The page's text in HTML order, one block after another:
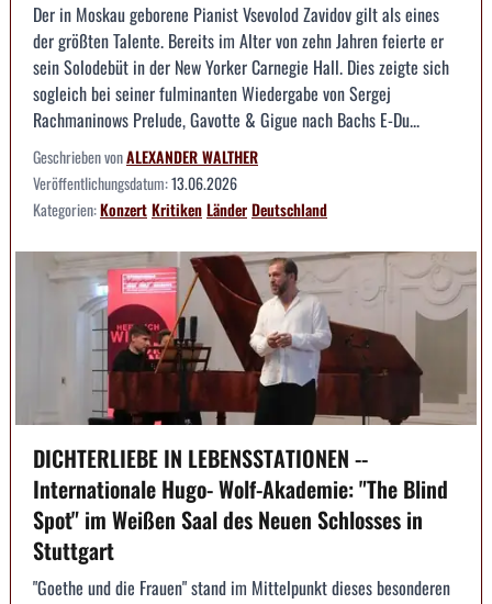
Der in Moskau geborene Pianist Vsevolod Zavidov gilt als eines
der größten Talente. Bereits im Alter von zehn Jahren feierte er
sein Solodebüt in der New Yorker Carnegie Hall. Dies zeigte sich
sogleich bei seiner fulminanten Wiedergabe von Sergej
Rachmaninows Prelude, Gavotte & Gigue nach Bachs E-Du...
Geschrieben vonALEXANDER WALTHER
Veröffentlichungsdatum:13.06.2026
Kategorien:KonzertKritikenLänderDeutschland
DICHTERLIEBE IN LEBENSSTATIONEN --
Internationale Hugo- Wolf-Akademie: "The Blind
Spot" im Weißen Saal des Neuen Schlosses in
Stuttgart
"Goethe und die Frauen" stand im Mittelpunkt dieses besonderen